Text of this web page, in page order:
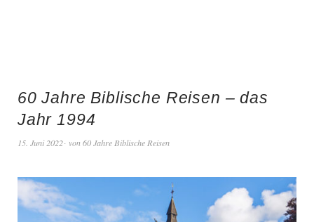
60 Jahre Biblische Reisen – das
Jahr 1994
15. Juni 2022 von 60 Jahre Biblische Reisen